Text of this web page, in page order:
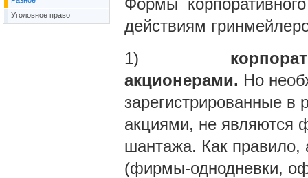
Формы
действиям
1)
акционерами. Но
зарегистрированные
акциями, не являются
шантажа. Как правило,
(фирмы-однодневки,
Уголовное право